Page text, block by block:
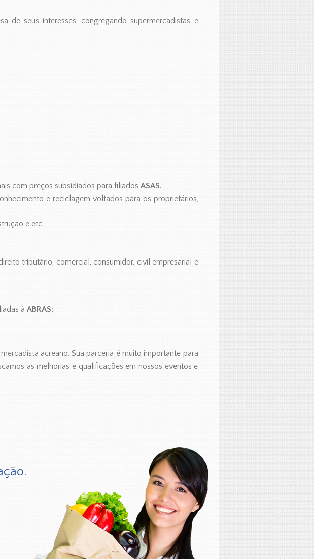
de seus interesses, congregando supermercadistas e
com preços subsidiados para filiados ASAS.
e reciclagem voltados para os proprietários,
e etc.
tributário, comercial, consumidor, civil empresarial e
à ABRAS;
acreano. Sua parceria é muito importante para
as melhorias e qualificações em nossos eventos e